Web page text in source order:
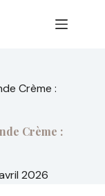
Crème :
Crème :
2026